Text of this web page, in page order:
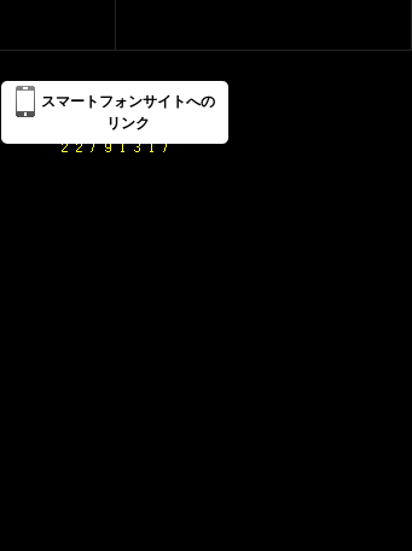
スマートフォンサイトへの
リンク